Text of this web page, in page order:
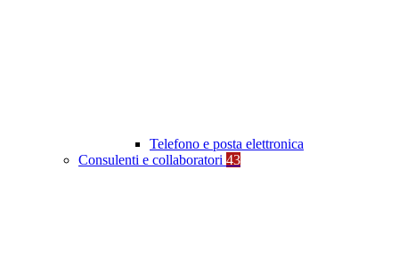
Telefono e posta elettronica
Consulenti e collaboratori 43